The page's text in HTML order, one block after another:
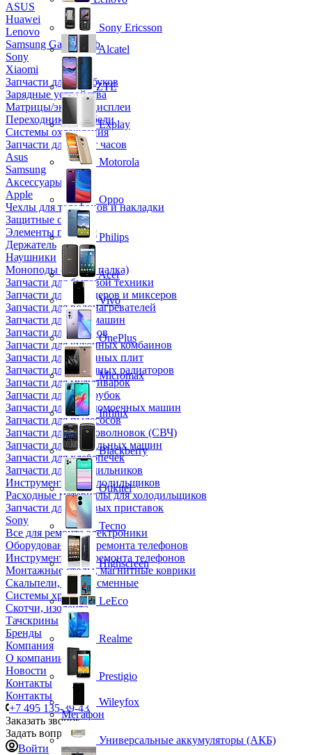
ASUS
Huawei
Lenovo
Samsung Galaxy Tab
Sony
Xiaomi
Запчасти для ноутбуков
Зарядные устройства
Матрицы/экраны/дисплеи
Переходники и кабели
Системы охлаждения
Запчасти для смарт часов
Asus
Samsung
Аксессуары
Apple
Чехлы для телефонов и накладки
Защитные стекла
Элементы питания
Держатель
Наушники
Моноподы (Селфи палка)
Запчасти для бытовой техники
Запчасти для блендеров и миксеров
Запчасти для водонагревателей
Запчасти для кофемашин
Запчасти для кулеров
Запчасти для кухонных комбаинов
Запчасти для кухонных плит
Запчасти для масляных радиаторов
Запчасти для мультиварок
Запчасти для мясорубок
Запчасти для посудомоечных машин
Запчасти для пылесосов
Запчасти для микроволновок (СВЧ)
Запчасти для стиральных машин
Запчасти для хлебопечек
Запчасти для холодильников
Инструмент для холодильщиков
Расходные материалы для холодильщиков
Запчасти для игровых приставок
Sony
Все для ремонта электроники
Оборудование для ремонта телефонов
Инструменты для ремонта телефонов
Монтажные столы, магнитные коврики
Скальпели, лезвия сменные
Системы хранения
Скотчи, изолента
Тачскрины
Бренды
Компания
О компании
Новости
Контакты
Контакты
+7 495 135-39-43
Заказать звонок
Задать вопрос
Войти
Sony Ericsson
Alcatel
ZTE
Explay
Motorola
Oppo
Philips
Acer
Vivo
OnePlus
Micromax
Infinix
Blackberry
Oukitel
Tecno
Highscreen
LeEco
Realme
Prestigio
Wileyfox
Мегафон
Универсальные аккумуляторы (АКБ)